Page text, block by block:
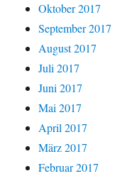
Oktober 2017
September 2017
August 2017
Juli 2017
Juni 2017
Mai 2017
April 2017
März 2017
Februar 2017